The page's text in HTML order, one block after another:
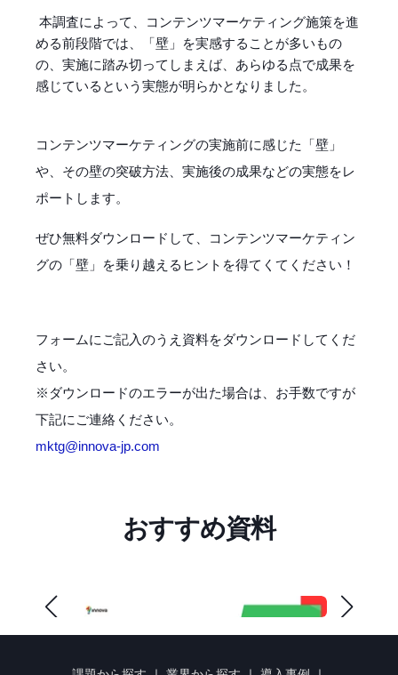
本調査によって、コンテンツマーケティング施策を進
める前段階では、「壁」を実感することが多いもの
の、実施に踏み切ってしまえば、あらゆる点で成果を
感じているという実態が明らかとなりました。
コンテンツマーケティングの実施前に感じた「壁」
や、その壁の突破方法、実施後の成果などの実態をレ
ポートします。
ぜひ無料ダウンロードして、コンテンツマーケティン
グの「壁」を乗り越えるヒントを得てくてください！
フォームにご記入のうえ資料をダウンロードしてくだ
さい。
※ダウンロードのエラーが出た場合は、お手数ですが
下記にご連絡ください。
mktg@innova-jp.com
おすすめ資料